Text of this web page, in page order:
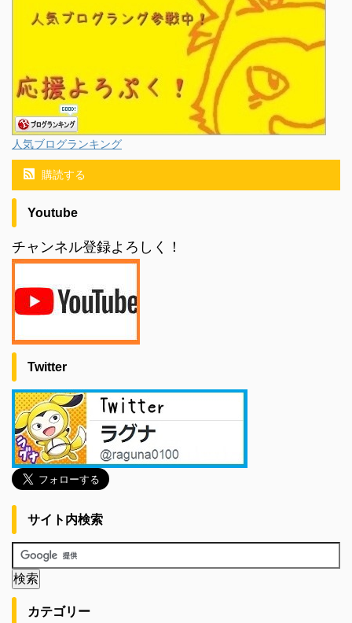
人気ブログランキング
購読する
Youtube
チャンネル登録よろしく！
Twitter
サイト内検索
カテゴリー